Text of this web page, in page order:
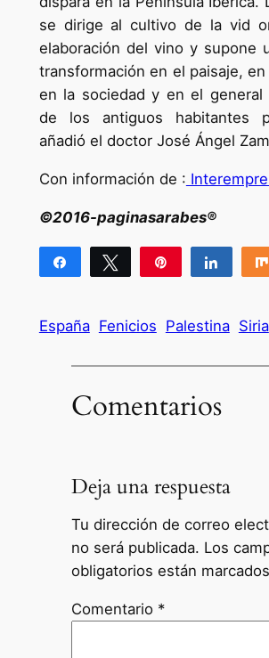
se dirige al cultivo de la vid
elaboración del vino y supone
transformación en el paisaje,
en la sociedad y en el general
de los antiguos habitantes
añadió el doctor José Ángel
Con información de :
©2016-paginasarabes®
Compartir Twittear
España Fenicios Palestina Siria
Comentarios
Deja una respuesta
Tu dirección de correo
no será publicada. Los
obligatorios están
Comentario *